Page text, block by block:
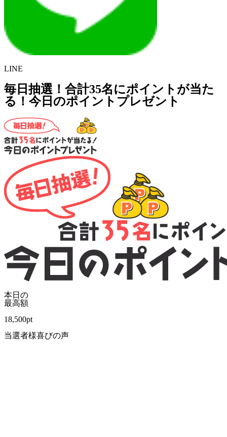
LINE
毎日抽選！合計35名にポイントが当た
る！今日のポイントプレゼント
本日の
最高額
18,500pt
当選者様喜びの声